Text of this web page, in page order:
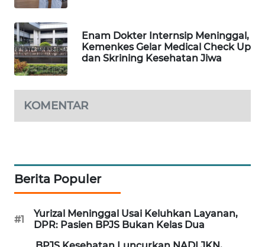
Enam Dokter Internsip Meninggal,
Kemenkes Gelar Medical Check Up
dan Skrining Kesehatan Jiwa
KOMENTAR
Berita Populer
#1
Yurizal Meninggal Usai Keluhkan Layanan,
DPR: Pasien BPJS Bukan Kelas Dua
WAHANA
DESA
WISATA
LAPAK
WAHANA
Wahana
MASYARAKAT